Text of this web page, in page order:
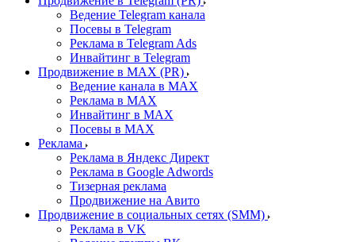
Ведение Telegram канала
Посевы в Telegram
Реклама в Telegram Ads
Инвайтинг в Telegram
Продвижение в MAX (PR)
Ведение канала в MAX
Реклама в MAX
Инвайтинг в MAX
Посевы в MAX
Реклама
Реклама в Яндекс Директ
Реклама в Google Adwords
Тизерная реклама
Продвижение на Авито
Продвижение в социальных сетях (SMM)
Реклама в VK